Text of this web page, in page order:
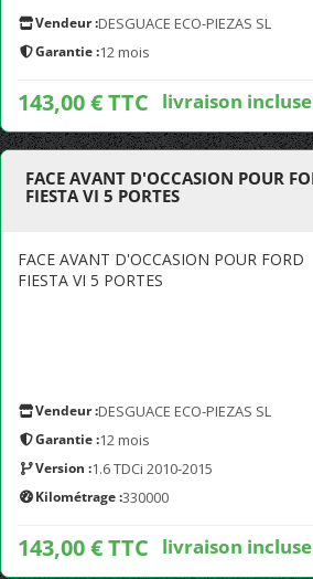
Vendeur :DESGUACE ECO-PIEZAS SL
Garantie :12 mois
143,00 € TTC livraison incluse
FACE AVANT D'OCCASION POUR
FIESTA VI 5 PORTES
FACE AVANT D'OCCASION POUR FORD
FIESTA VI 5 PORTES
Vendeur :DESGUACE ECO-PIEZAS SL
Garantie :12 mois
Version :1.6 TDCi 2010-2015
Kilométrage :330000
143,00 € TTC livraison incluse